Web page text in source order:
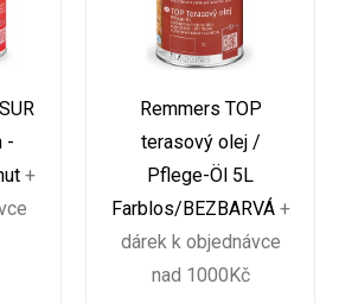
-
+
Remmers TOP
terasový olej /
Pflege-Öl 5L
Farblos/BEZBARVÁ +
dárek k objednávce
nad 1000Kč